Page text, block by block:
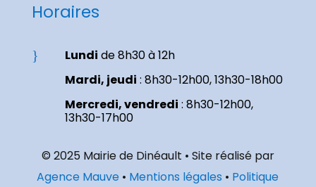
Horaires
} Lundi de 8h30 à 12h
Mardi, jeudi : 8h30-12h00, 13h30-18h00
Mercredi, vendredi : 8h30-12h00,
13h30-17h00
© 2025 Mairie de Dinéault • Site réalisé par
Agence Mauve • Mentions légales • Politique